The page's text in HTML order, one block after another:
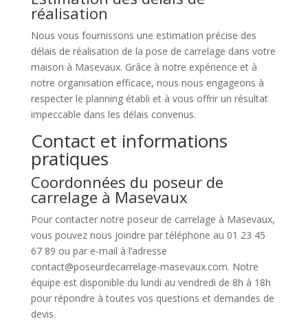
réalisation
Nous vous fournissons une estimation précise des
délais de réalisation de la pose de carrelage dans votre
maison à Masevaux. Grâce à notre expérience et à
notre organisation efficace, nous nous engageons à
respecter le planning établi et à vous offrir un résultat
impeccable dans les délais convenus.
Contact et informations
pratiques
Coordonnées du poseur de
carrelage à Masevaux
Pour contacter notre poseur de carrelage à Masevaux,
vous pouvez nous joindre par téléphone au 01 23 45
67 89 ou par e-mail à l’adresse
contact@poseurdecarrelage-masevaux.com. Notre
équipe est disponible du lundi au vendredi de 8h à 18h
pour répondre à toutes vos questions et demandes de
devis.